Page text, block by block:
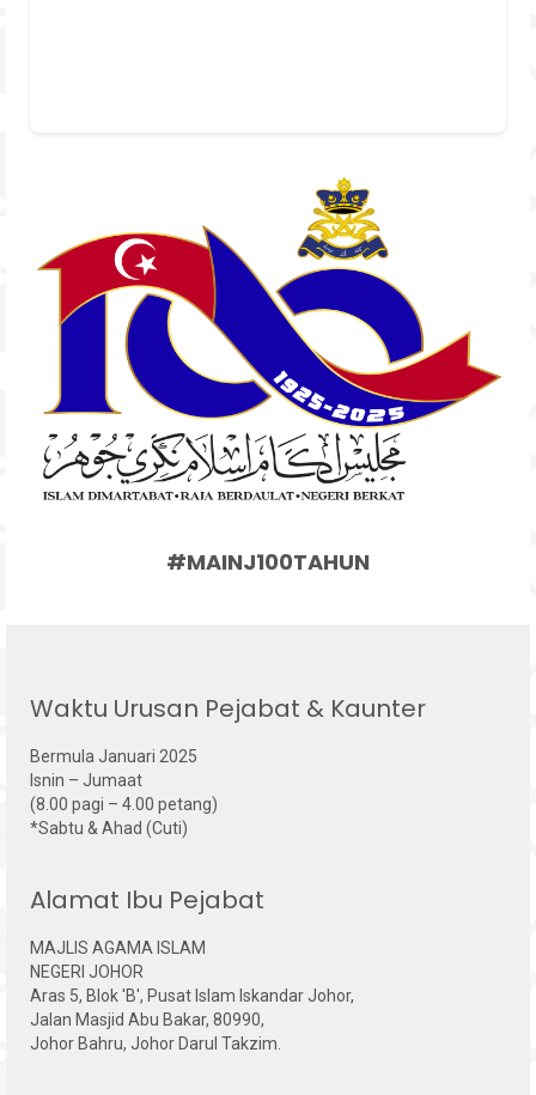
#MAINJ100TAHUN
Waktu Urusan Pejabat & Kaunter
Bermula Januari 2025
Isnin – Jumaat
(8.00 pagi – 4.00 petang)
*Sabtu & Ahad (Cuti)
Alamat Ibu Pejabat
MAJLIS AGAMA ISLAM
NEGERI JOHOR
Aras 5, Blok 'B', Pusat Islam Iskandar Johor,
Jalan Masjid Abu Bakar, 80990,
Johor Bahru, Johor Darul Takzim.